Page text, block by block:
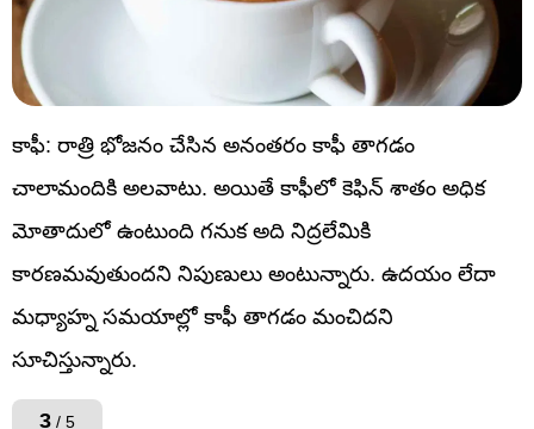
కాఫీ: రాత్రి భోజనం చేసిన అనంతరం కాఫీ తాగడం
చాలామందికి అలవాటు. అయితే కాఫీలో కెఫిన్ శాతం అధిక
మోతాదులో ఉంటుంది గనుక అది నిద్రలేమికి
కారణమవుతుందని నిపుణులు అంటున్నారు. ఉదయం లేదా
మధ్యాహ్న సమయాల్లో కాఫీ తాగడం మంచిదని
సూచిస్తున్నారు.
3 / 5